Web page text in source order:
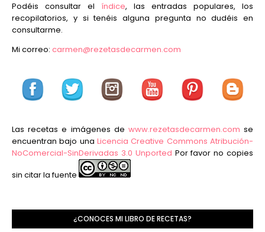
Podéis consultar el índice, las entradas populares, los
recopilatorios, y si tenéis alguna pregunta no dudéis en
consultarme.
Mi correo: carmen@rezetasdecarmen.com
Las recetas e imágenes de www.rezetasdecarmen.com se
encuentran bajo una Licencia Creative Commons Atribución-
NoComercial-SinDerivadas 3.0 Unported Por favor no copies
sin citar la fuente
¿CONOCES MI LIBRO DE RECETAS?